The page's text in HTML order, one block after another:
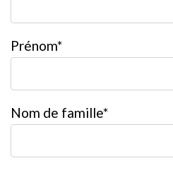
Prénom*
Nom de famille*